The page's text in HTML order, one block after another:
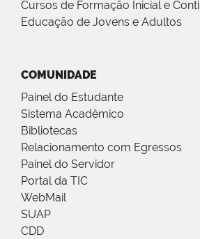
Cursos de Formação Inicial e
Educação de Jovens e Adultos
COMUNIDADE
Painel do Estudante
Sistema Acadêmico
Bibliotecas
Relacionamento com Egressos
Painel do Servidor
Portal da TIC
WebMail
SUAP
CDD